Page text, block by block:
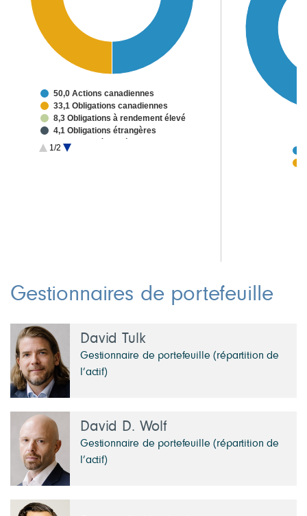
1/2
50,0 Actions canadiennes
33,1 Obligations canadiennes
8,3 Obligations à rendement élevé
4,1 Obligations étrangères
2,0 Actions étrangères
Gestionnaires de portefeuille
David Tulk
Gestionnaire de portefeuille (répartition de
l’actif)
David D. Wolf
Gestionnaire de portefeuille (répartition de
l’actif)